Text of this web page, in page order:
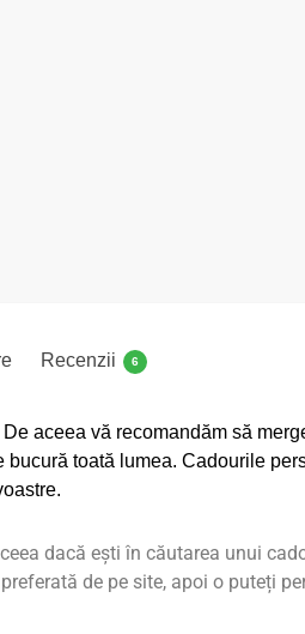
Recenzii 6
De aceea vă recomandăm să
bucură toată lumea. Cadourile
dacă ești în căutarea unui
de pe site, apoi o puteți